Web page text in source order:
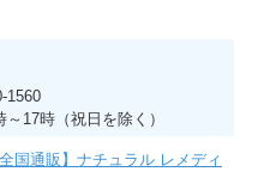
1560
17時（祝日を除く）
国通販】ナチュラル レメディ